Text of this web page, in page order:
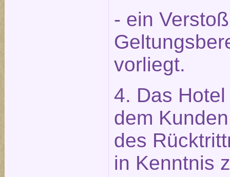
- ein
vorliegt.
4. Das
dem
des
in Kenntnis